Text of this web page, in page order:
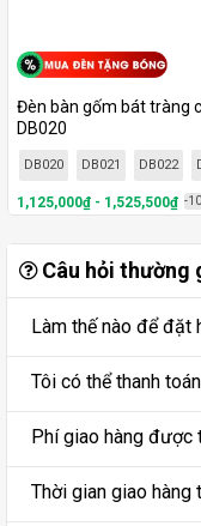
Đèn bàn gốm bát tràng
DB020
DB020 DB021 DB022
1,125,000₫ - 1,525,500₫ -
Câu hỏi thường
Làm thế nào để đặt
Tôi có thể thanh
Phí giao hàng được
Thời gian giao hàng